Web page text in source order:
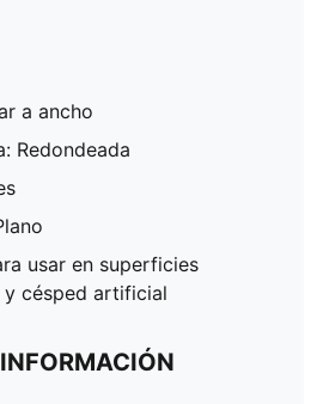
a ancho
Redondeada
usar en superficies
y césped artificial